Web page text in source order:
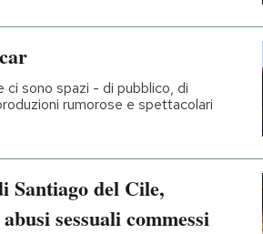
ci sono spazi - di pubblico, di
rumorose e spettacolari
Santiago del Cile,
sessuali commessi